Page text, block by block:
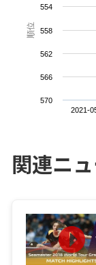
順位
2021-
554
558
562
566
570
関連ニ